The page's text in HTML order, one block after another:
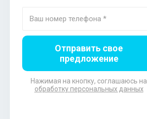
Отправить свое
предложение
Нажимая на кнопку, соглашаюсь на
обработку персональных данных